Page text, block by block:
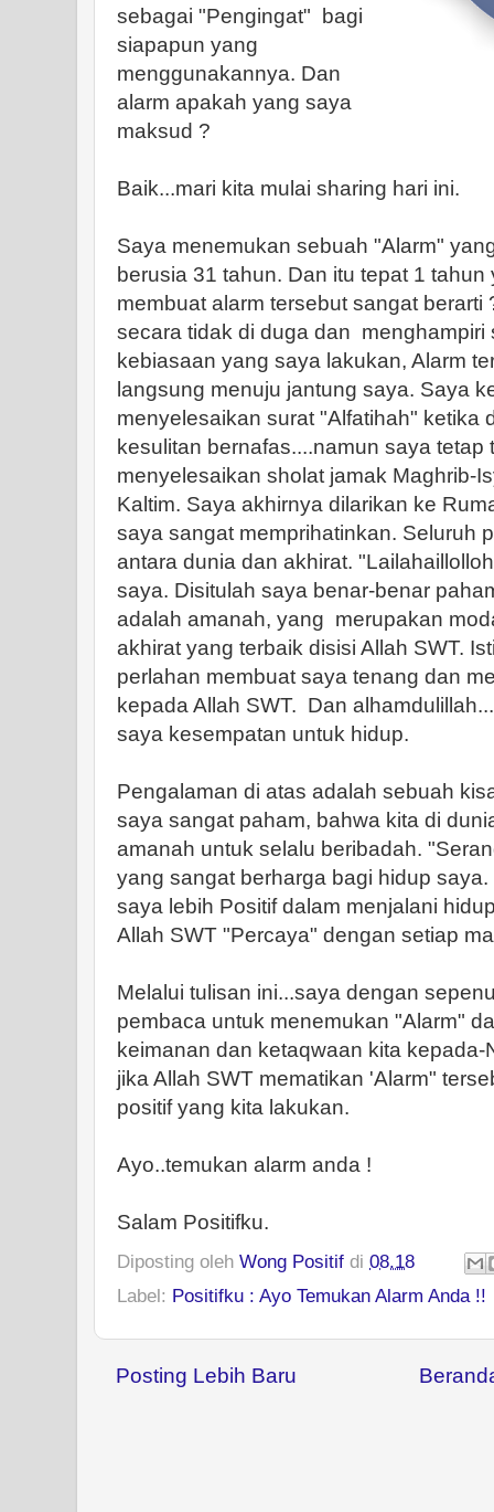
sebagai "Pengingat" bagi
siapapun yang
menggunakannya. Dan
alarm apakah yang saya
maksud ?
Baik...mari kita mulai sharing hari ini.
Saya menemukan sebuah "Alarm"
berusia 31 tahun. Dan itu tepat 1
membuat alarm tersebut sangat
secara tidak di duga dan menghampiri
kebiasaan yang saya lakukan, Alarm
langsung menuju jantung saya. Saya
menyelesaikan surat "Alfatihah" ketika
kesulitan bernafas....namun saya
menyelesaikan sholat jamak Maghrib-
Kaltim. Saya akhirnya dilarikan ke
saya sangat memprihatinkan. Seluruh
antara dunia dan akhirat.
saya. Disitulah saya benar-benar
adalah amanah, yang merupakan
akhirat yang terbaik disisi Allah SWT.
perlahan membuat saya tenang dan
kepada Allah SWT. Dan
saya kesempatan untuk hidup.
Pengalaman di atas adalah sebuah
saya sangat paham, bahwa kita di
amanah untuk selalu beribadah.
yang sangat berharga bagi hidup
saya lebih Positif dalam menjalani
Allah SWT "Percaya" dengan setiap
Melalui tulisan ini...saya dengan
pembaca untuk menemukan "Alarm"
keimanan dan ketaqwaan kita
jika Allah SWT mematikan 'Alarm"
positif yang kita lakukan.
Ayo..temukan alarm anda !
Salam Positifku.
Diposting oleh Wong Positif di 08.18
Label: Positifku : Ayo Temukan Alarm Anda !!
Posting Lebih Baru